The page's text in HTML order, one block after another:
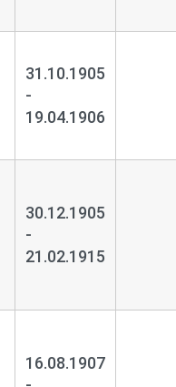
31.10.1905
-
19.04.1906
30.12.1905
-
21.02.1915
16.08.1907